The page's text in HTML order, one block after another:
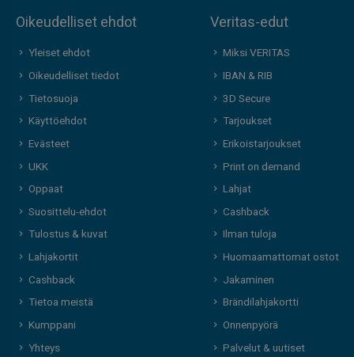
Oikeudelliset ehdot
Yleiset ehdot
Oikeudelliset tiedot
Tietosuoja
Käyttöehdot
Evästeet
UKK
Oppaat
Suosittelu-ehdot
Tulostus & kuvat
Lahjakortit
Cashback
Tietoa meistä
Kumppani
Yhteys
Veritas-edut
Miksi VERITAS
IBAN & RIB
3D Secure
Tarjoukset
Erikoistarjoukset
Print on demand
Lahjat
Cashback
Ilman tuloja
Huomaamattomat ostot
Jakaminen
Brändilahjakortti
Onnenpyörä
Palvelut & uutiset